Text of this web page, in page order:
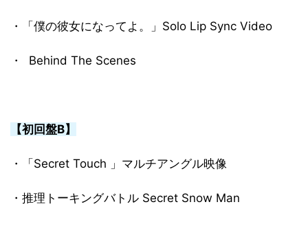
・「僕の彼女になってよ。」Solo Lip Sync Video
・ Behind The Scenes
【初回盤B】
・「Secret Touch 」マルチアングル映像
・推理トーキングバトル Secret Snow Man